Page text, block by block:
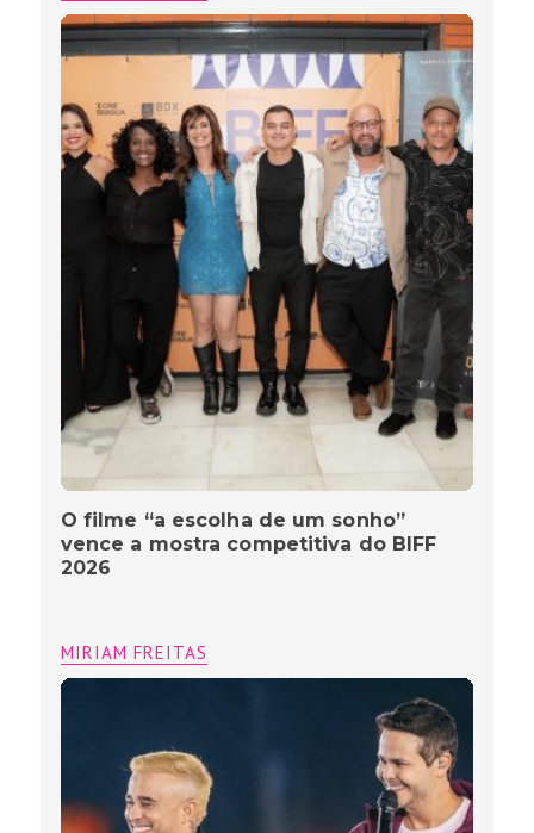
O filme “a escolha de um sonho”
vence a mostra competitiva do BIFF
MIRIAM FREITAS